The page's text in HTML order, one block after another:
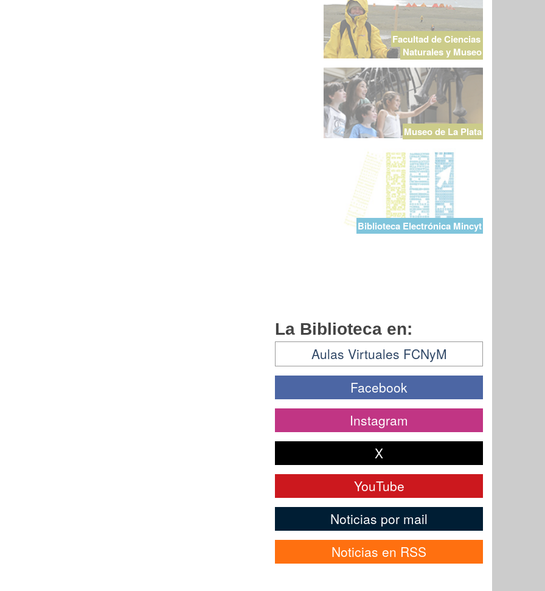
Facultad de Ciencias
Naturales y Museo
Museo de La Plata
Biblioteca Electrónica Mincyt
La Biblioteca en:
Aulas Virtuales FCNyM
Facebook
Instagram
X
YouTube
Noticias por mail
Noticias en RSS